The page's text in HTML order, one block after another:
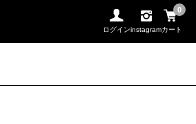
ログインinstagram
0
カート